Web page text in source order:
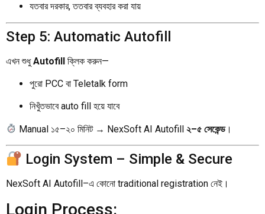
যতবার দরকার, ততবার ব্যবহার করা যায়
Step 5: Automatic Autofill
এখন শুধুAutofill ক্লিক করুন—
পুরো PCC বা Teletalk form
নিখুঁতভাবে auto fill হয়ে যাবে
Manual ১৫–২০ মিনিট → NexSoft AI Autofill২–৫ সেকেন্ড।
Login System – Simple & Secure
NexSoft AI Autofill–এ কোনো traditional registration নেই।
Login Process: